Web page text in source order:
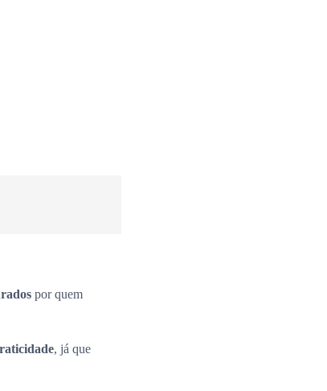
por quem
, já que